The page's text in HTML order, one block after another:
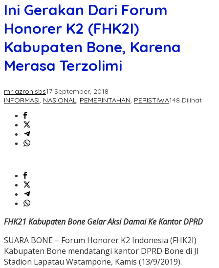
Ini Gerakan Dari Forum
Honorer K2 (FHK2I)
Kabupaten Bone, Karena
Merasa Terzolimi
mr azronisbs17 September, 2018
INFORMASI, NASIONAL, PEMERINTAHAN, PERISTIWA148 Dilihat
FHK21 Kabupaten Bone Gelar Aksi Damai Ke Kantor DPRD
SUARA BONE – Forum Honorer K2 Indonesia (FHK2I)
Kabupaten Bone mendatangi kantor DPRD Bone di Jl
Stadion Lapatau Watampone, Kamis (13/9/2019).